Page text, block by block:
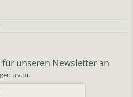
für unseren Newsletter an
u.v.m.